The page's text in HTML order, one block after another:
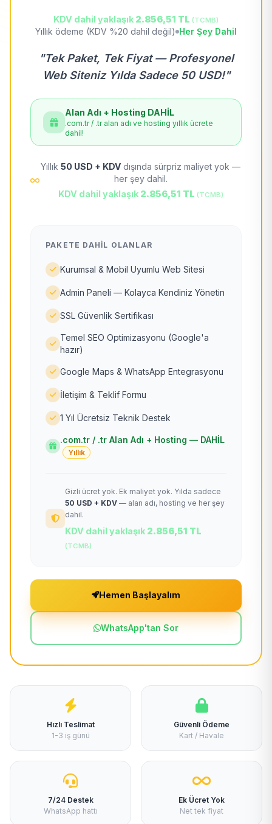
KDV dahil yaklaşık 2.856,51 TL (TCMB)
Yıllık ödeme (KDV %20 dahil değil) Her Şey Dahil
"Tek Paket, Tek Fiyat — Profesyonel
Web Siteniz Yılda Sadece 50 USD!"
Alan Adı + Hosting DAHİL
.com.tr / .tr alan adı ve hosting yıllık ücrete
dahil!
Yıllık 50 USD + KDV dışında sürpriz maliyet yok —
her şey dahil.
KDV dahil yaklaşık 2.856,51 TL (TCMB)
PAKETE DAHIL OLANLAR
Kurumsal & Mobil Uyumlu Web Sitesi
Admin Paneli — Kolayca Kendiniz Yönetin
SSL Güvenlik Sertifikası
Temel SEO Optimizasyonu (Google'a
hazır)
Google Maps & WhatsApp Entegrasyonu
İletişim & Teklif Formu
1 Yıl Ücretsiz Teknik Destek
.com.tr / .tr Alan Adı + Hosting — DAHİL
Yıllık
Gizli ücret yok. Ek maliyet yok. Yılda sadece
50 USD + KDV — alan adı, hosting ve her şey
dahil.
KDV dahil yaklaşık 2.856,51 TL
(TCMB)
Hemen Başlayalım
WhatsApp'tan Sor
Hızlı Teslimat
1-3 iş günü
Güvenli Ödeme
Kart / Havale
7/24 Destek
WhatsApp hattı
Ek Ücret Yok
Net tek fiyat